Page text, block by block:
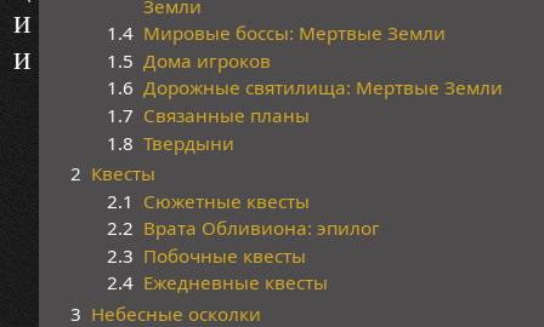
Земли
1.4 Мировые боссы: Мертвые Земли
1.5 Дома игроков
1.6 Дорожные святилища: Мертвые Земли
1.7 Связанные планы
1.8 Твердыни
2 Квесты
2.1 Сюжетные квесты
2.2 Врата Обливиона: эпилог
2.3 Побочные квесты
2.4 Ежедневные квесты
3 Небесные осколки
и
и